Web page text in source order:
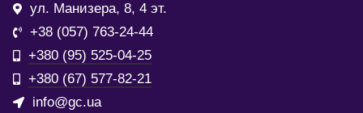
ул. Манизера, 8, 4 эт.
+38 (057) 763-24-44
+380 (95) 525-04-25
+380 (67) 577-82-21
info@gc.ua